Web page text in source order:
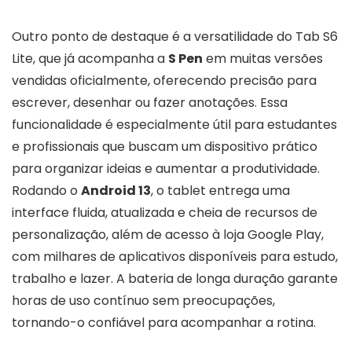
Outro ponto de destaque é a versatilidade do Tab S6
Lite, que já acompanha a S Pen em muitas versões
vendidas oficialmente, oferecendo precisão para
escrever, desenhar ou fazer anotações. Essa
funcionalidade é especialmente útil para estudantes
e profissionais que buscam um dispositivo prático
para organizar ideias e aumentar a produtividade.
Rodando o Android 13, o tablet entrega uma
interface fluida, atualizada e cheia de recursos de
personalização, além de acesso à loja Google Play,
com milhares de aplicativos disponíveis para estudo,
trabalho e lazer. A bateria de longa duração garante
horas de uso contínuo sem preocupações,
tornando-o confiável para acompanhar a rotina.